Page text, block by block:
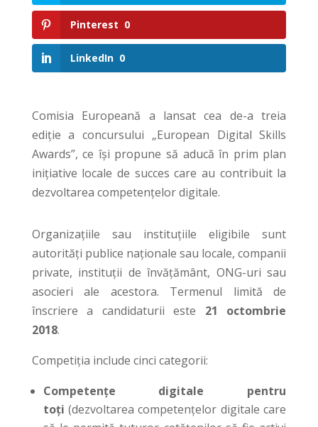
Pinterest 0
LinkedIn 0
Comisia Europeană a lansat cea de-a treia
ediție a concursului „European Digital Skills
Awards”, ce își propune să aducă în prim plan
inițiative locale de succes care au contribuit la
dezvoltarea competențelor digitale.
Organizațiile sau instituțiile eligibile sunt
autorități publice naționale sau locale, companii
private, instituții de învățământ, ONG-uri sau
asocieri ale acestora. Termenul limită de
înscriere a candidaturii este 21 octombrie
2018.
Competiția include cinci categorii:
Competențe digitale pentru
toți (dezvoltarea competențelor digitale care